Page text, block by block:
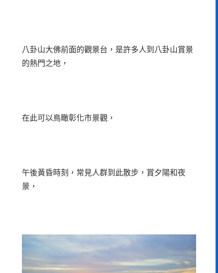
八卦山大佛前面的觀景台，是許多人到八卦山賞景
的熱門之地，
在此可以鳥瞰彰化市景觀，
午後黃昏時刻，常見人群到此散步，賞夕陽和夜
景，